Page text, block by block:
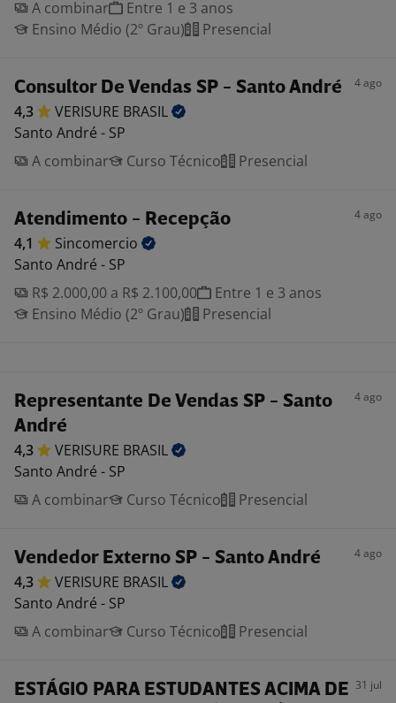
A combinar
Entre 1 e 3 anos
Ensino Médio (2º Grau)
Presencial
Consultor De Vendas SP - Santo André 4 ago
4,3 VERISURE BRASIL
Santo André - SP
A combinar
Curso Técnico Presencial
Atendimento - Recepção 4 ago
4,1
Sincomercio
Santo André - SP
R$ 2.000,00 a R$ 2.100,00
Entre 1 e 3 anos
Ensino Médio (2º Grau)
Presencial
Representante De Vendas SP - Santo
André
4 ago
4,3 VERISURE BRASIL
Santo André - SP
A combinar
Curso Técnico Presencial
Vendedor Externo SP - Santo André 4 ago
4,3 VERISURE BRASIL
Santo André - SP
A combinar
Curso Técnico Presencial
ESTÁGIO PARA ESTUDANTES ACIMA DE 31 jul